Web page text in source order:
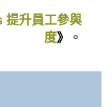
提升員工參與
度》 。